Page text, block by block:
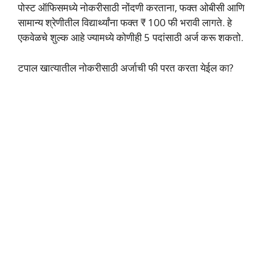
पोस्ट ऑफिसमध्ये नोकरीसाठी नोंदणी करताना, फक्त ओबीसी आणि
सामान्य श्रेणीतील विद्यार्थ्यांना फक्त ₹ 100 फी भरावी लागते. हे
एकवेळचे शुल्क आहे ज्यामध्ये कोणीही 5 पदांसाठी अर्ज करू शकतो.
टपाल खात्यातील नोकरीसाठी अर्जाची फी परत करता येईल का?